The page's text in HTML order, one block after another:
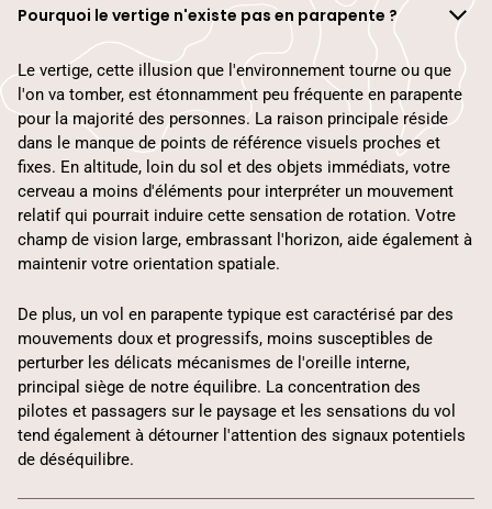
Pourquoi le vertige n'existe pas en parapente ?
Le vertige, cette illusion que l'environnement tourne ou que
l'on va tomber, est étonnamment peu fréquente en parapente
pour la majorité des personnes. La raison principale réside
dans le manque de points de référence visuels proches et
fixes. En altitude, loin du sol et des objets immédiats, votre
cerveau a moins d'éléments pour interpréter un mouvement
relatif qui pourrait induire cette sensation de rotation. Votre
champ de vision large, embrassant l'horizon, aide également à
maintenir votre orientation spatiale.
De plus, un vol en parapente typique est caractérisé par des
mouvements doux et progressifs, moins susceptibles de
perturber les délicats mécanismes de l'oreille interne,
principal siège de notre équilibre. La concentration des
pilotes et passagers sur le paysage et les sensations du vol
tend également à détourner l'attention des signaux potentiels
de déséquilibre.